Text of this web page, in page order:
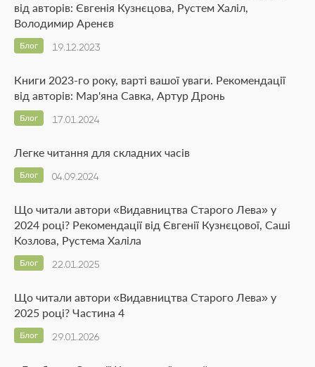
від авторів: Євгенія Кузнєцова, Рустем Халіл,
Володимир Аренєв
19.12.2023
Блог
Книги 2023-го року, варті вашої уваги. Рекомендації
від авторів: Мар'яна Савка, Артур Дронь
17.01.2024
Блог
Легке читання для складних часів
04.09.2024
Блог
Що читали автори «Видавництва Старого Лева» у
2024 році? Рекомендації від Євгенії Кузнєцової, Саші
Козлова, Рустема Халіла
22.01.2025
Блог
Що читали автори «Видавництва Старого Лева» у
2025 році? Частина 4
29.01.2026
Блог